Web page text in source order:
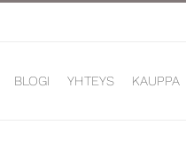
BLOGI YHTEYS KAUPPA